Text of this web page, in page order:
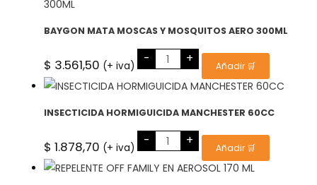
BAYGON MATA MOSCAS Y MOSQUITOS AERO 300ML
$ 3.561,50 (+ iva) - BAYGON
MATA
MOSCAS
Y
MOSQUITOS
300ML
+ Añadir 🛒
INSECTICIDA HORMIGUICIDA MANCHESTER 60CC
$ 1.878,70 (+ iva) - INSECTICIDA
HORMIGUICIDA
MANCHESTER
60CC
cantidad
+ Añadir 🛒